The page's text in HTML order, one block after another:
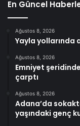
En Güncel
Ağustos 8, 2026
Yayla yollarında
Ağustos 8, 2026
Emniyet
çarptı
Ağustos 8, 2026
Adana’da
yaşındaki genç